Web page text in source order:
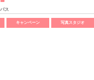
ス
キャンペーン 写真スタジオ